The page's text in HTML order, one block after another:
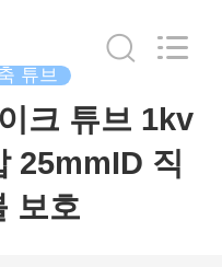
튜브
크 튜브 1kv
25mmID 직
보호